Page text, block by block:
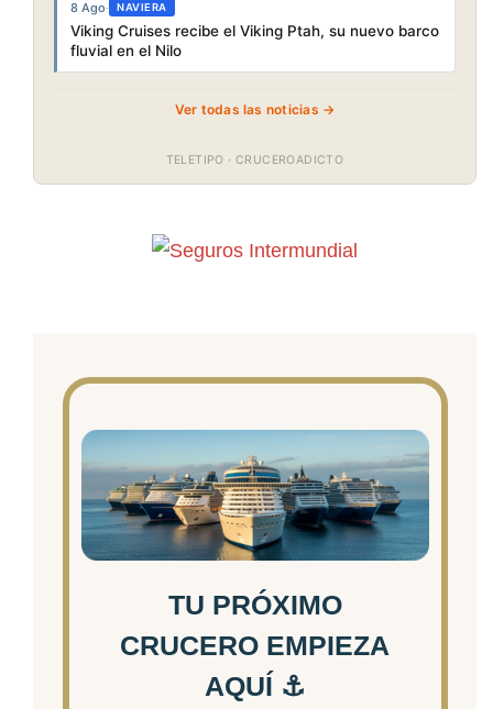
8 Ago· NAVIERA
Viking Cruises recibe el Viking Ptah, su nuevo barco
fluvial en el Nilo
Ver todas las noticias →
TELETIPO · CRUCEROADICTO